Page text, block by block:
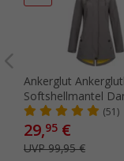
Ankerglut
Softshellmantel
(51)
29,95 €
UVP 99,95 €